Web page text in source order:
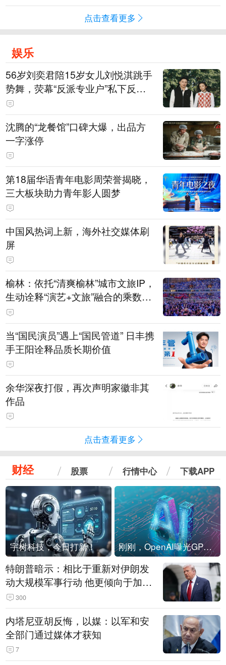
点击查看更多
娱乐
56岁刘奕君陪15岁女儿刘悦淇跳手
势舞，荧幕“反派专业户”私下反差
明显，女儿主攻高尔夫，曾以最小
年龄出战职业赛
沈腾的“龙餐馆”口碑大爆，出品方
一字涨停
第18届华语青年电影周荣誉揭晓，
三大板块助力青年影人圆梦
中国风热词上新，海外社交媒体刷
屏
榆林：依托“清爽榆林”城市文旅IP，
生动诠释“演艺+文旅”融合的乘数效
应
当“国民演员”遇上“国民管道” 日丰携
手王阳诠释品质长期价值
余华深夜打假，再次声明家徽非其
作品
点击查看更多
财经 股票 行情中心 下载APP
宇树科技，今日打新！ 刚刚，OpenAI曝光GPT-6！传10万亿参数，8月强行发布
特朗普暗示：相比于重新对伊朗发
动大规模军事行动 他更倾向于加大
经济施压
300
内塔尼亚胡反悔，以媒：以军和安
全部门通过媒体才获知
7